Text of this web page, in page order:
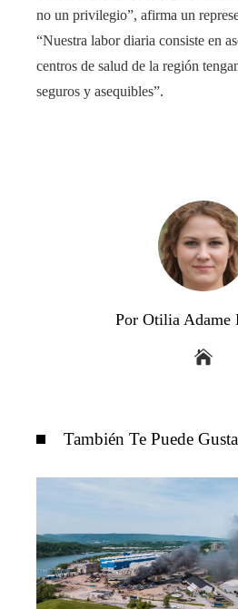
no un privilegio”, afirma un
“Nuestra labor diaria consiste en
centros de salud de la región
seguros y asequibles”.
Por Otilia Adame
También Te Puede